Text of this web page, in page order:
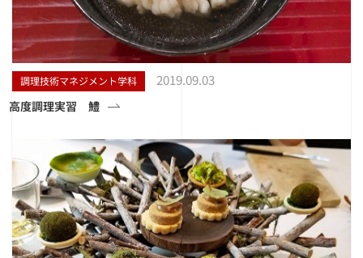
調理技術マネジメント学科 2019.09.03
高度調理実習 鱧